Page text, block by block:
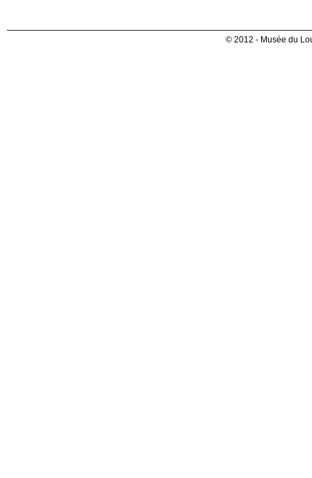
© 2012 - Musée du